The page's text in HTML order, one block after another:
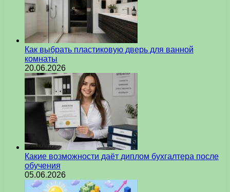
Как выбрать пластиковую дверь для ванной
комнаты
20.06.2026
Какие возможности даёт диплом бухгалтера после
обучения
05.06.2026